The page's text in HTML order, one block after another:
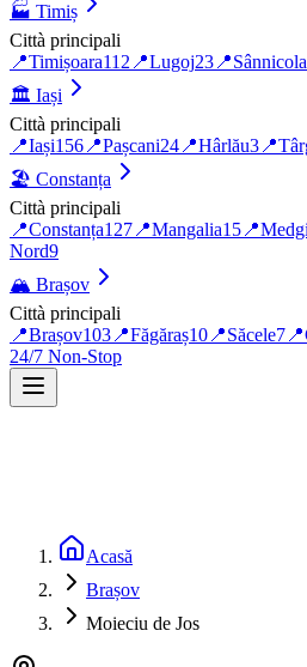
🏭 Timiș
Città principali
📍Timișoara112 📍Lugoj23 📍
🏛️ Iași
Città principali
📍Iași156 📍Pașcani24 📍Hârlău3 📍
🏖️ Constanța
Città principali
📍Constanța127 📍Mangalia15 📍
Nord9
🏔️ Brașov
Città principali
📍Brașov103 📍Făgăraș10 📍Săcele7 📍
24/7 Non-Stop
Acasă
Brașov
Moieciu de Jos